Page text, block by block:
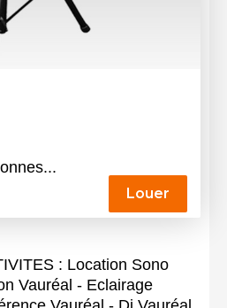
Louer
: Location Sono
Vauréal - Eclairage